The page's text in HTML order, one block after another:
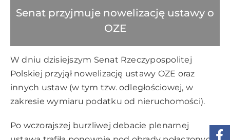
Senat przyjmuje nowelizację ustawy o
OZE
W dniu dzisiejszym Senat Rzeczypospolitej
Polskiej przyjął nowelizację ustawy OZE oraz
innych ustaw (w tym tzw. odległościowej, w
zakresie wymiaru podatku od nieruchomości).
Po wczorajszej burzliwej debacie plenarnej